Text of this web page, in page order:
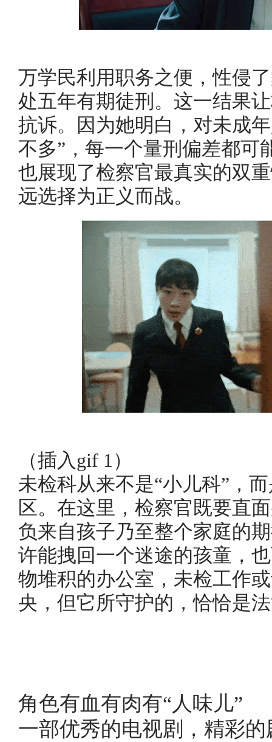
万学民利用职务之便，性侵
处五年有期徒刑。这一结果
抗诉。因为她明白，对未成
不多”，每一个量刑偏差都可
也展现了检察官最真实的双
远选择为正义而战。
（插入gif 1）
未检科从来不是“小儿科”，
区。在这里，检察官既要直
负来自孩子乃至整个家庭的
许能拽回一个迷途的孩童，
物堆积的办公室，未检工作
央，但它所守护的，恰恰是
角色有血有肉有“人味儿”
一部优秀的电视剧，精彩